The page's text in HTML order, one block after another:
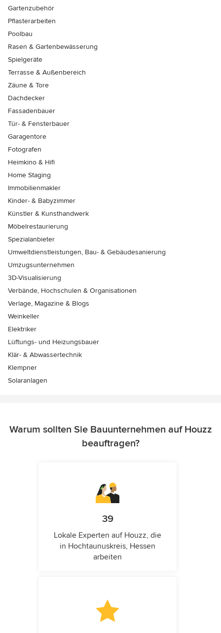
Gartenzubehör
Pflasterarbeiten
Poolbau
Rasen & Gartenbewässerung
Spielgeräte
Terrasse & Außenbereich
Zäune & Tore
Dachdecker
Fassadenbauer
Tür- & Fensterbauer
Garagentore
Fotografen
Heimkino & Hifi
Home Staging
Immobilienmakler
Kinder- & Babyzimmer
Künstler & Kunsthandwerk
Möbelrestaurierung
Spezialanbieter
Umweltdienstleistungen, Bau- & Gebäudesanierung
Umzugsunternehmen
3D-Visualisierung
Verbände, Hochschulen & Organisationen
Verlage, Magazine & Blogs
Weinkeller
Elektriker
Lüftungs- und Heizungsbauer
Klär- & Abwassertechnik
Klempner
Solaranlagen
Warum sollten Sie Bauunternehmen auf Houzz
beauftragen?
39
Lokale Experten auf Houzz, die
in Hochtaunuskreis, Hessen
arbeiten